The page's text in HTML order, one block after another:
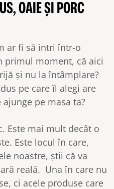
OAIE ȘI PORC
ar fi să intri într-o
primul moment, că aici
și nu la întâmplare?
pe care îl alegi are
pe masa ta?
Este mai mult decât o
Este locul în care,
noastre, știi că va
reală. Una în care nu
ci acele produse care